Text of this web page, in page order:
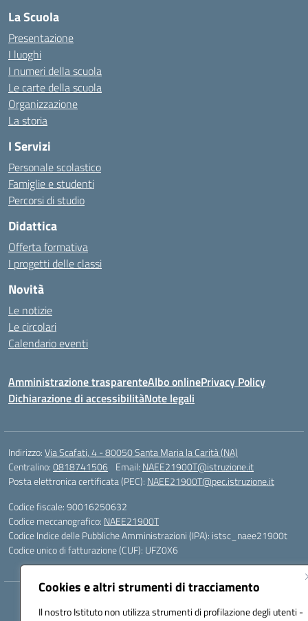
Cookies e altri strumenti di tracciamento
Il nostro Istituto non utilizza strumenti di profilazione degli utenti -
La Scuola
Presentazione
I luoghi
I numeri della scuola
Le carte della scuola
Organizzazione
La storia
I Servizi
Personale scolastico
Famiglie e studenti
Percorsi di studio
Didattica
Offerta formativa
I progetti delle classi
Novità
Le notizie
Le circolari
Calendario eventi
Amministrazione trasparenteAlbo onlinePrivacy Policy
Dichiarazione di accessibilitàNote legali
Indirizzo:Via Scafati, 4 - 80050 Santa Maria la Carità (NA)
Centralino:0818741506 Email: NAEE21900T@istruzione.it
Posta elettronica certificata (PEC): NAEE21900T@pec.istruzione.it
Codice fiscale: 90016250632
Codice meccanografico: NAEE21900T
Codice Indice delle Pubbliche Amministrazioni (IPA): istsc_naee21900t
Codice unico di fatturazione (CUF): UFZ0X6
Concept & Design by Designers Italia